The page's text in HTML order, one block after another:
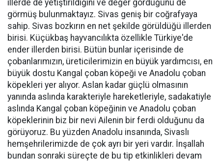
illerde de yetiştirildiğini ve değer gördüğünü de
görmüş bulunmaktayız. Sivas geniş bir coğrafyaya
sahip. Sivas bozkırın en net şekilde görüldüğü illerden
birisi. Küçükbaş hayvancılıkta özellikle Türkiye'de
ender illerden birisi. Bütün bunlar içerisinde de
çobanlarımızın, üreticilerimizin en büyük yardımcısı, en
büyük dostu Kangal çoban köpeği ve Anadolu çoban
köpekleri yer alıyor. Aslan kadar güçlü olmasının
yanında aslında karakteriyle hareketleriyle, sadakatiyle
aslında Kangal çoban köpeğinin ve Anadolu çoban
köpeklerinin biz bir nevi Ailenin bir ferdi olduğunu da
görüyoruz. Bu yüzden Anadolu insanında, Sivaslı
hemşehrilerimizde de çok ayrı bir yeri vardır. İnşallah
bundan sonraki süreçte de bu tip etkinlikleri devam